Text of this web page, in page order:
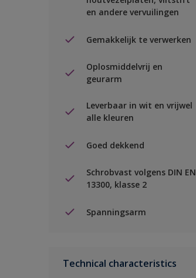
en andere vervuilingen
Gemakkelijk te verwerken
Oplosmiddelvrij en
geurarm
Leverbaar in wit en vrijwel
alle kleuren
Goed dekkend
Schrobvast volgens DIN EN
13300, klasse 2
Spanningsarm
Technical characteristics